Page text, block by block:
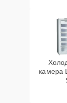
камера